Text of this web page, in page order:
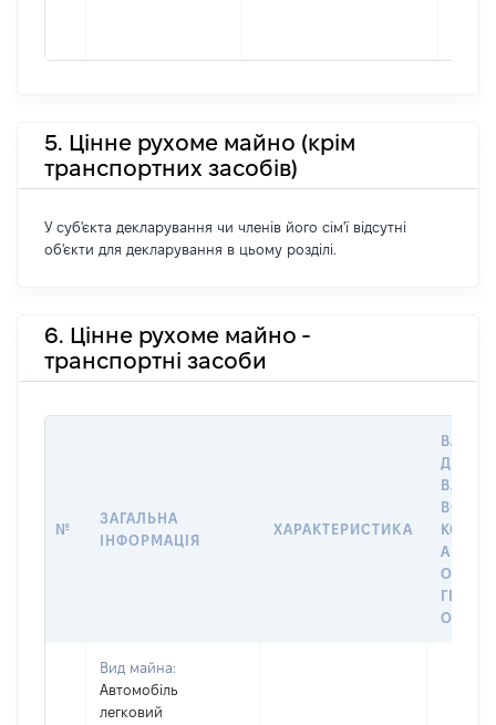
5. Цінне рухоме майно (крім
транспортних засобів)
У суб'єкта декларування чи членів його сім'ї відсутні
об'єкти для декларування в цьому розділі.
6. Цінне рухоме майно -
транспортні засоби
№
ЗАГАЛЬНА
ІНФОРМАЦІЯ
ХАРАКТЕРИСТИКА
ДАТУ
АБО
Вид майна:
Автомобіль
легковий